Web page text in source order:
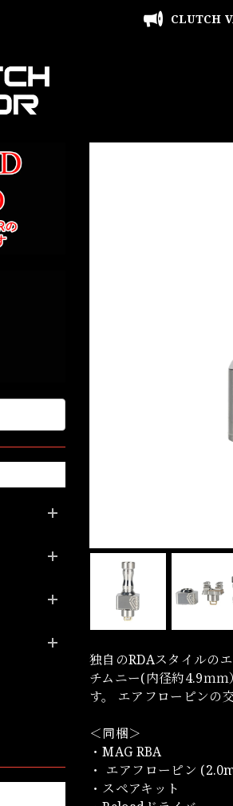
CLUTCH
独自のRDAスタイルの
チムニー(内径約4.9ｍ
す。 エアフローピンの
＜同梱＞
・MAG RBA
・ エアフローピン
・スペアキット